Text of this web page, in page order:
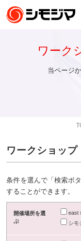
ワーク
当ページ
ワークショッ
条件を選んで「検索ボ
することができます。
開催場所を選
ぶ
east
シモ